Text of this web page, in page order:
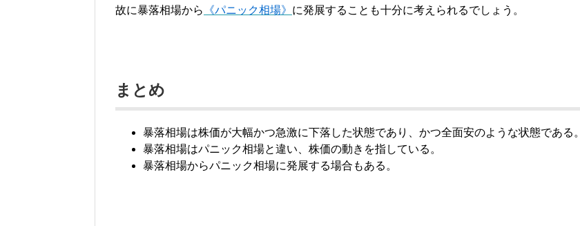
故に暴落相場から 《パニック相場》 に発展することも十分に考えられるでしょう。
まとめ
暴落相場は株価が大幅かつ急激に下落した状態であり、かつ全面安のような状態である。
暴落相場はパニック相場と違い、株価の動きを指している。
暴落相場からパニック相場に発展する場合もある。